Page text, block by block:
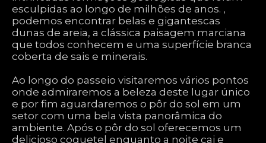
esculpidas ao longo de milhões de anos. ,
podemos encontrar belas e gigantescas
dunas de areia, a clássica paisagem marciana
que todos conhecem e uma superfície branca
coberta de sais e minerais.
Ao longo do passeio visitaremos vários pontos
onde admiraremos a beleza deste lugar único
e por fim aguardaremos o pôr do sol em um
setor com uma bela vista panorâmica do
ambiente. Após o pôr do sol oferecemos um
delicioso coquetel enquanto a noite cai e